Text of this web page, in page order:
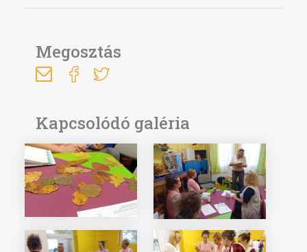
Megosztás
Kapcsolódó galéria